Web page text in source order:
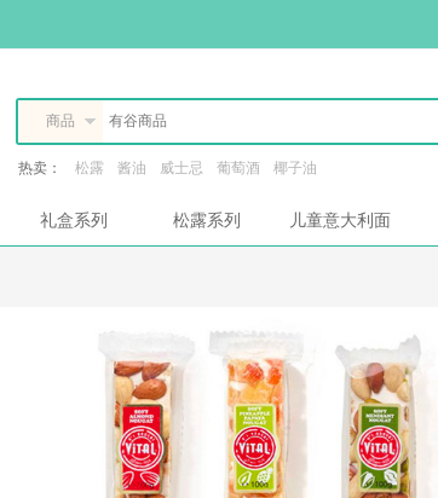
商品
热卖： 松露 酱油 威士忌 葡萄酒 椰子油
礼盒系列 松露系列 儿童意大利面